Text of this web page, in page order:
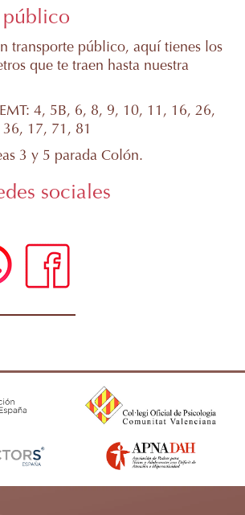
público
transporte público, aquí tienes los
que te traen hasta nuestra
4, 5B, 6, 8, 9, 10, 11, 16, 26,
17, 71, 81
3 y 5 parada Colón.
sociales